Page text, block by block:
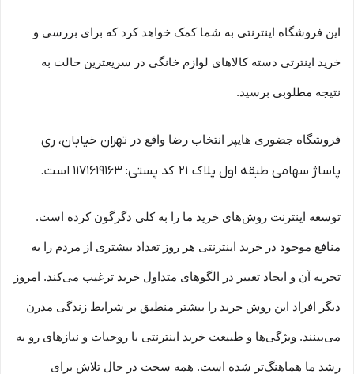
این فروشگاه اینترنتی به شما کمک خواهد کرد که برای بررسی و
خرید اینترتی دسته کالاهای لوازم خانگی در سریعترین حالت به
نتیجه مطلوبی برسید.
فروشگاه جضوری هایپر انتخاب رضا واقع در تهران خیابان، ری
پاساژ سهامی طبقه اول پلاک 21 کد پستی: 1171619163 است.
توسعه اینترنت روش‌های خرید ما را به کلی دگرگون کرده است.
منافع موجود در خرید اینترنتی هر روز تعداد بیشتری از مردم را به
تجربه آن و ایجاد تغییر در الگوهای متداول خرید ترغیب می‏‌کند. امروز
دیگر افراد این روش خرید را بیشتر منطبق بر شرایط زندگی مدرن
می‏‏‏‌بینند. ویژگی‏‏‏‌ها و طبیعت خرید اینترنتی با روحیات و نیازهای رو به
رشد ما هماهنگ‏‏‌تر شده است. همه سخت در حال تلاش برای